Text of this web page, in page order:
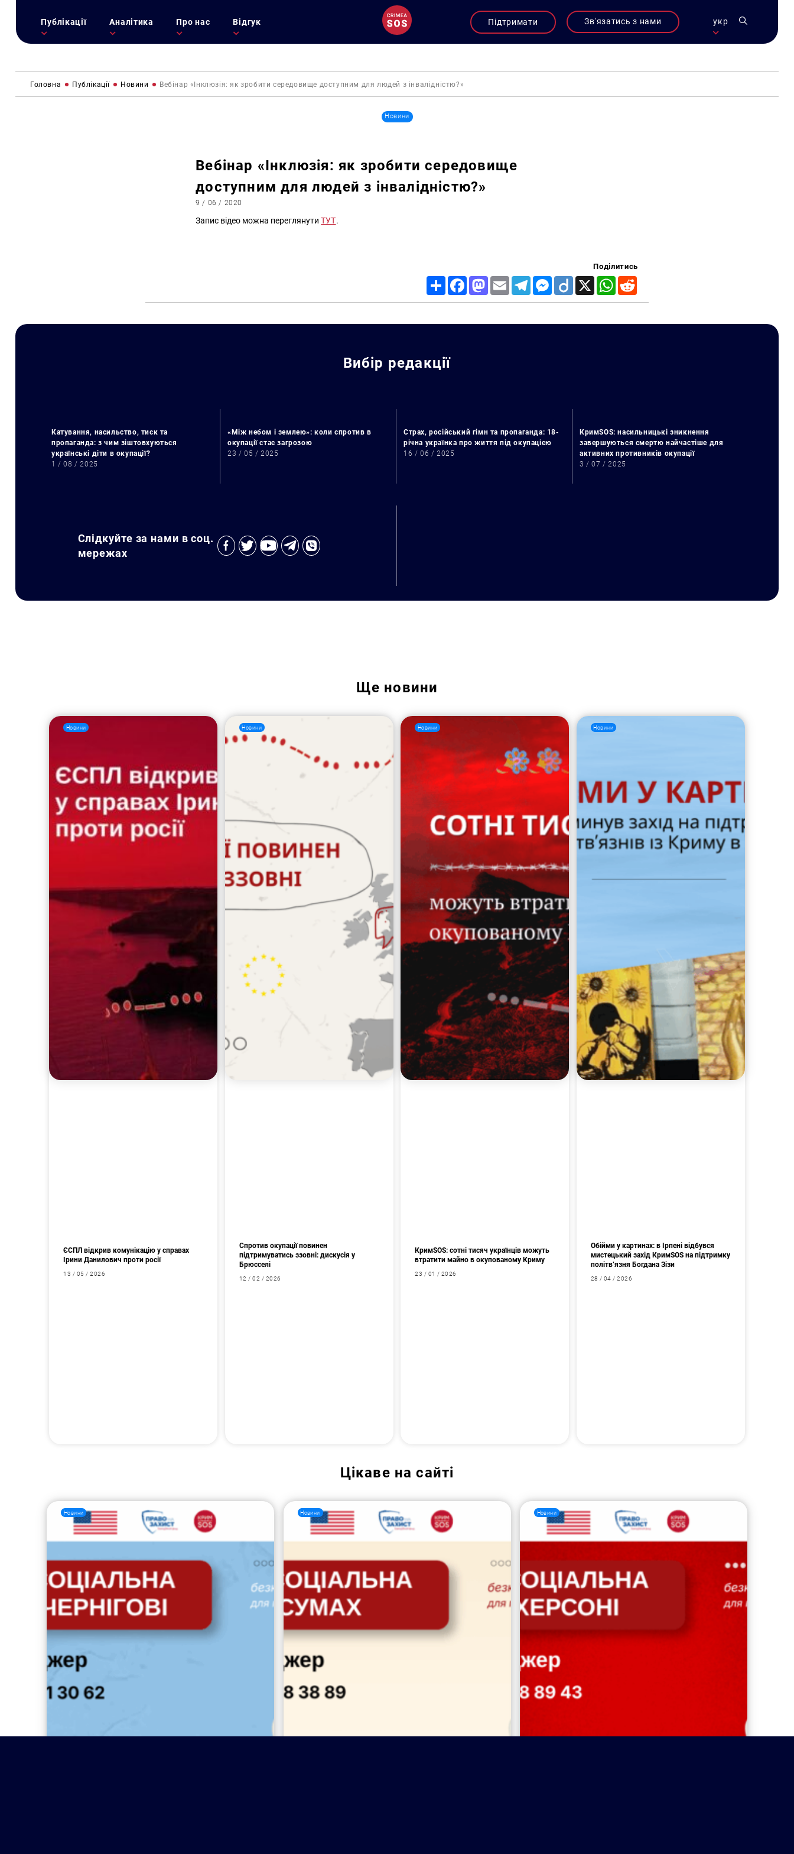
Публікації Аналітика Про нас Відгук Підтримати Зв'язатись з нами укр
Пошук за запитом:
Головна Публікації Новини Вебінар «Інклюзія: як зробити середовище доступним для людей з інвалідністю?»
Новини
Вебінар «Інклюзія: як зробити середовище
доступним для людей з інвалідністю?»
9 / 06 / 2020
Запис відео можна переглянутиТУТ.
Поділитись
Share FacebookMastodon
Email TelegramMessenger
Diigo X WhatsApp
Вибір редакції
Катування, насильство, тиск та
пропаганда: з чим зіштовхуються
українські діти в окупації?
1 / 08 / 2025
«Між небом і землею»: коли спротив в
окупації стає загрозою
23 / 05 / 2025
Страх, російський гімн та пропаганда: 18-
річна українка про життя під окупацією
16 / 06 / 2025
КримSOS: насильницькі зникнення
завершуються смертю найчастіше для
активних противників окупації
3 / 07 / 2025
Слідкуйте за нами в соц.
мережах
Ще новини
Новини
ЄСПЛ відкрив комунікацію у справах
Ірини Данилович проти росії
13 / 05 / 2026
Новини
Спротив окупації повинен
підтримуватись ззовні: дискусія у
Брюсселі
12 / 02 / 2026
Новини
КримSOS: сотні тисяч українців можуть
втратити майно в окупованому Криму
23 / 01 / 2026
Новини
Обійми у картинах: в Ірпені відбувся
мистецький захід КримSOS на підтримку
політв’язня Богдана Зізи
28 / 04 / 2026
Цікаве на сайті
Новини Новини Новини